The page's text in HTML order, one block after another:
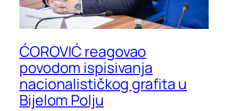
ĆOROVIĆ reagovao
povodom ispisivanja
nacionalističkog grafita u
Bijelom Polju